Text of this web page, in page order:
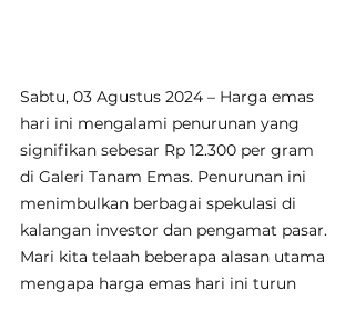
Sabtu, 03 Agustus 2024 – Harga emas
hari ini mengalami penurunan yang
signifikan sebesar Rp 12.300 per gram
di Galeri Tanam Emas. Penurunan ini
menimbulkan berbagai spekulasi di
kalangan investor dan pengamat pasar.
Mari kita telaah beberapa alasan utama
mengapa harga emas hari ini turun